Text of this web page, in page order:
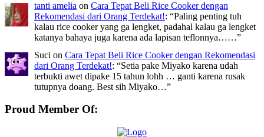
tanti amelia on Cara Tepat Beli Rice Cooker dengan
Rekomendasi dari Orang Terdekat!: “Paling penting tuh
kalau rice cooker yang ga lengket, padahal kalau ga lengket
katanya bahaya juga karena ada lapisan teflonnya……”
Suci on Cara Tepat Beli Rice Cooker dengan Rekomendasi
dari Orang Terdekat!: “Setia pake Miyako karena udah
terbukti awet dipake 15 tahun lohh … ganti karena rusak
tutupnya doang. Best sih Miyako…”
Proud Member Of: